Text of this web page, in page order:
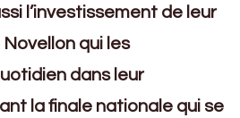
l’investissement de leur
qui les
dans leur
la finale nationale qui se